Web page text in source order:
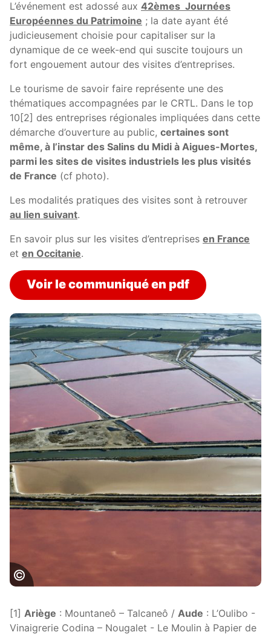
L’événement est adossé aux 42èmes Journées
Européennes du Patrimoine ; la date ayant été
judicieusement choisie pour capitaliser sur la
dynamique de ce week-end qui suscite toujours un
fort engouement autour des visites d’entreprises.
Le tourisme de savoir faire représente une des
thématiques accompagnées par le CRTL. Dans le top
10[2] des entreprises régionales impliquées dans cette
démarche d’ouverture au public, certaines sont
même, à l’instar des Salins du Midi à Aigues-Mortes,
parmi les sites de visites industriels les plus visités
de France (cf photo).
Les modalités pratiques des visites sont à retrouver
au lien suivant.
En savoir plus sur les visites d’entreprises en France
et en Occitanie.
Voir le communiqué en pdf
Mortes
[1] Ariège : Mountaneô – Talcaneô / Aude : L’Oulibo -
Vinaigrerie Codina – Nougalet - Le Moulin à Papier de